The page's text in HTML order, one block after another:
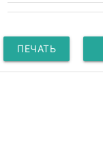
ПЕЧАТЬ